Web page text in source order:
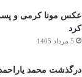
عکس مونا کرمی و
کرد
5 مرداد 1405
درگذشت محمد